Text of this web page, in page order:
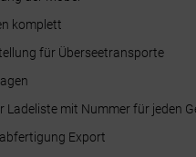
komplett
für Überseetransporte
Ladeliste mit Nummer für jeden
Export